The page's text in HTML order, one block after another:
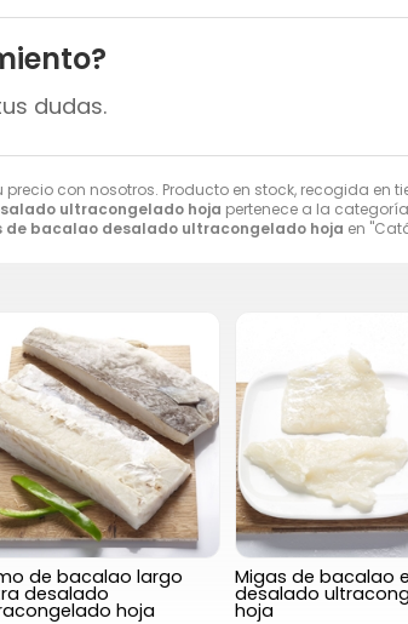
precio con nosotros. Producto en stock, recogida en
ultracongelado hoja pertenece a la categoría
de bacalao desalado ultracongelado hoja en
dudas.
de bacalao largo
desalado
hoja
Migas de bacalao
desalado
hoja